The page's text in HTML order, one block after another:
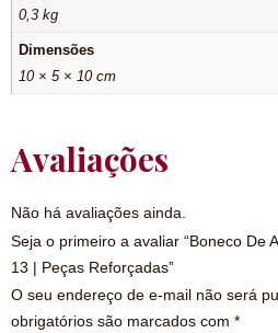
0,3 kg
Dimensões
10 × 5 × 10 cm
Avaliações
Não há avaliações ainda.
Seja o primeiro a avaliar “Boneco De
13 | Peças Reforçadas”
O seu endereço de e-mail não será
obrigatórios são marcados com *